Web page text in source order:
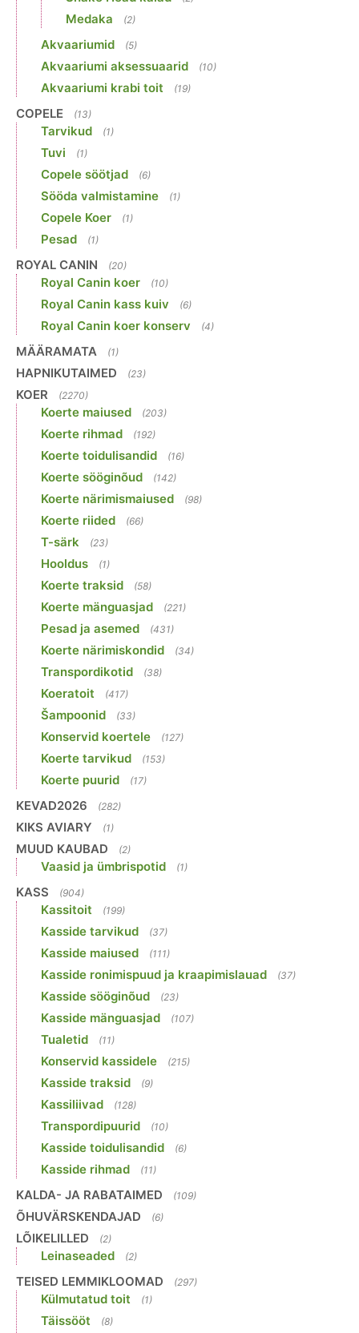
Medaka (2)
Akvaariumid (5)
Akvaariumi aksessuaarid (10)
Akvaariumi krabi toit (19)
COPELE (13)
Tarvikud (1)
Tuvi (1)
Copele söötjad (6)
Sööda valmistamine (1)
Copele Koer (1)
Pesad (1)
ROYAL CANIN (20)
Royal Canin koer (10)
Royal Canin kass kuiv (6)
Royal Canin koer konserv (4)
MÄÄRAMATA (1)
HAPNIKUTAIMED (23)
KOER (2270)
Koerte maiused (203)
Koerte rihmad (192)
Koerte toidulisandid (16)
Koerte sööginõud (142)
Koerte närimismaiused (98)
Koerte riided (66)
T-särk (23)
Hooldus (1)
Koerte traksid (58)
Koerte mänguasjad (221)
Pesad ja asemed (431)
Koerte närimiskondid (34)
Transpordikotid (38)
Koeratoit (417)
Šampoonid (33)
Konservid koertele (127)
Koerte tarvikud (153)
Koerte puurid (17)
KEVAD2026 (282)
KIKS AVIARY (1)
MUUD KAUBAD (2)
Vaasid ja ümbrispotid (1)
KASS (904)
Kassitoit (199)
Kasside tarvikud (37)
Kasside maiused (111)
Kasside ronimispuud ja kraapimislauad (37)
Kasside sööginõud (23)
Kasside mänguasjad (107)
Tualetid (11)
Konservid kassidele (215)
Kasside traksid (9)
Kassiliivad (128)
Transpordipuurid (10)
Kasside toidulisandid (6)
Kasside rihmad (11)
KALDA- JA RABATAIMED (109)
ÕHUVÄRSKENDAJAD (6)
LÕIKELILLED (2)
Leinaseaded (2)
TEISED LEMMIKLOOMAD (297)
Külmutatud toit (1)
Täissööt (8)